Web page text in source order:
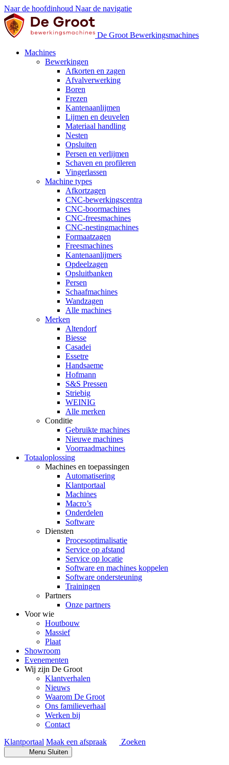
Naar de hoofdinhoud Naar de navigatie
De Groot Bewerkingsmachines
Machines
Bewerkingen
Afkorten en zagen
Afvalverwerking
Boren
Frezen
Kantenaanlijmen
Lijmen en deuvelen
Materiaal handling
Nesten
Opsluiten
Persen en verlijmen
Schaven en profileren
Vingerlassen
Machine types
Afkortzagen
CNC-bewerkingscentra
CNC-boormachines
CNC-freesmachines
CNC-nestingmachines
Formaatzagen
Freesmachines
Kantenaanlijmers
Opdeelzagen
Opsluitbanken
Persen
Schaafmachines
Wandzagen
Alle machines
Merken
Altendorf
Biesse
Casadei
Essetre
Handsaeme
Hofmann
S&S Pressen
Striebig
WEINIG
Alle merken
Conditie
Gebruikte machines
Nieuwe machines
Voorraadmachines
Totaaloplossing
Machines en toepassingen
Automatisering
Klantportaal
Machines
Macro’s
Onderdelen
Software
Diensten
Procesoptimalisatie
Service op afstand
Service op locatie
Software en machines koppelen
Software ondersteuning
Trainingen
Partners
Onze partners
Voor wie
Houtbouw
Massief
Plaat
Showroom
Evenementen
Wij zijn De Groot
Klantverhalen
Nieuws
Waarom De Groot
Ons familieverhaal
Werken bij
Contact
Klantportaal Maak een afspraak Zoeken
Menu Sluiten